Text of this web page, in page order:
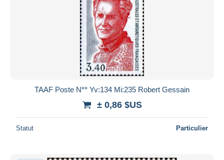
TAAF Poste N** Yv:134 Mi:235 Robert Gessain
± 0,86 $US
Statut Particulier